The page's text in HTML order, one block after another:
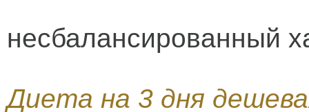
несбалансированный
Диета на 3 дня